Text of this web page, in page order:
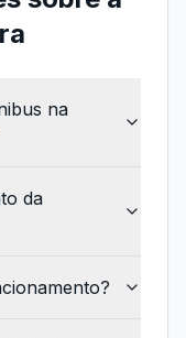
na
da